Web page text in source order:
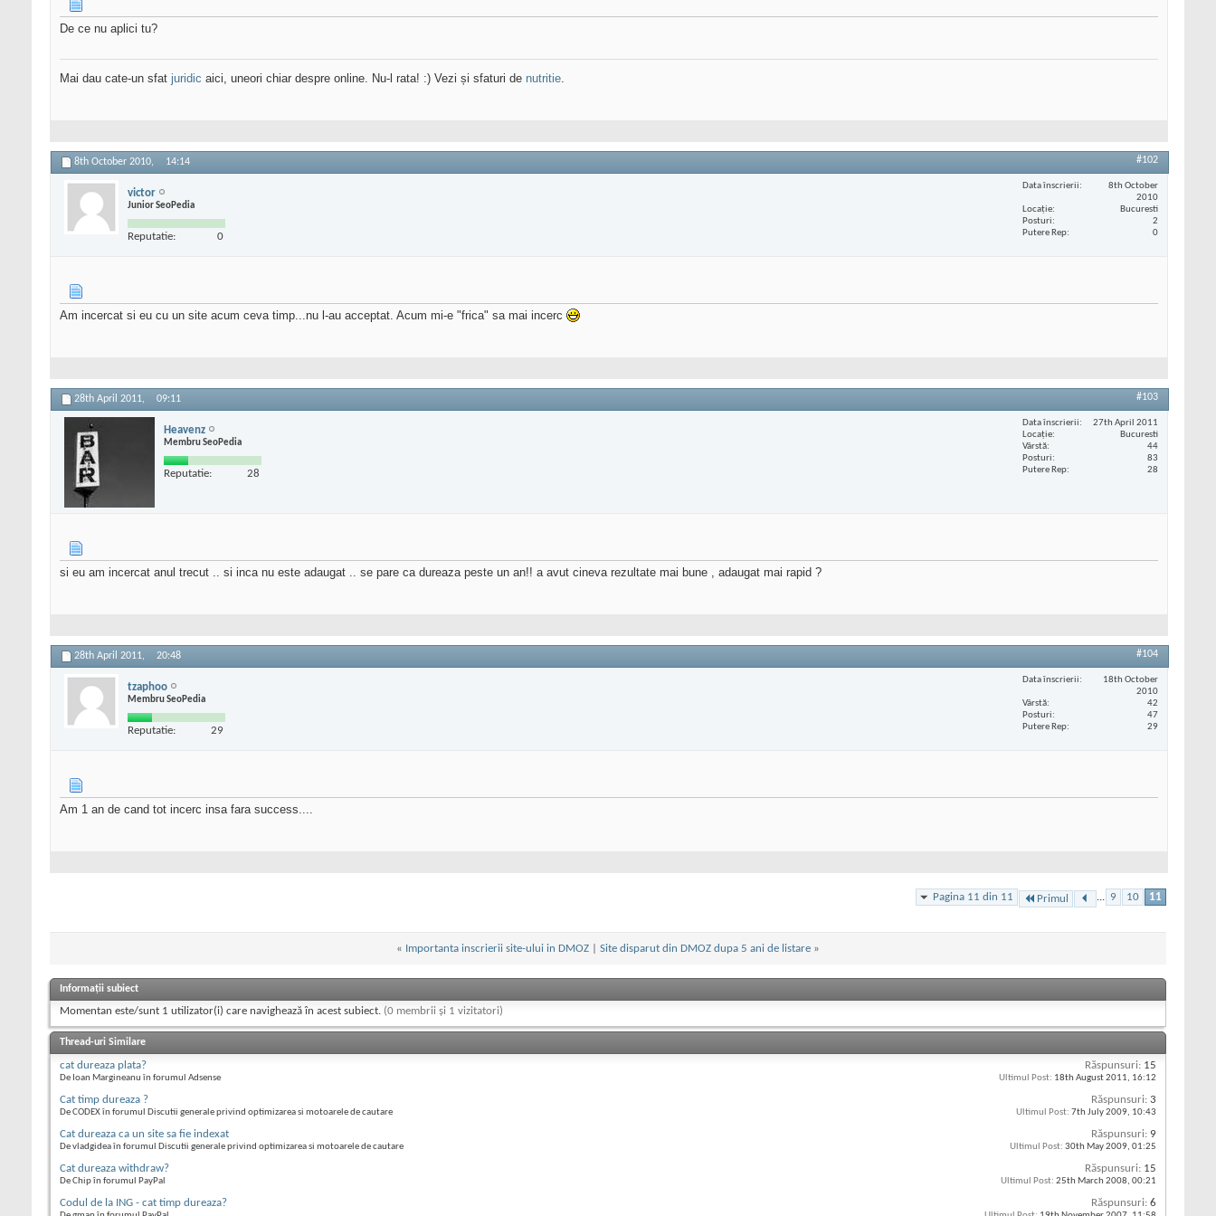
De ce nu aplici tu?
Mai dau cate-un sfat juridic aici, uneori chiar despre online. Nu-l rata! :) Vezi și sfaturi de nutritie.
8th October 2010, 14:14 #102
victor
Junior SeoPedia
Reputatie: 0
Data înscrierii
8th October
2010
Locaţie
Bucuresti
Posturi
2
Putere Rep
0
Am incercat si eu cu un site acum ceva timp...nu l-au acceptat. Acum mi-e "frica" sa mai incerc
28th April 2011, 09:11 #103
Heavenz
Membru SeoPedia
Reputatie: 28
Data înscrierii
27th April 2011
Locaţie
Bucuresti
Vârstă
44
Posturi
83
Putere Rep
28
si eu am incercat anul trecut .. si inca nu este adaugat .. se pare ca dureaza peste un an!! a avut cineva rezultate mai bune , adaugat mai rapid ?
28th April 2011, 20:48 #104
tzaphoo
Membru SeoPedia
Reputatie: 29
Data înscrierii
18th October
2010
Vârstă
42
Posturi
47
Putere Rep
29
Am 1 an de cand tot incerc insa fara success....
Pagina 11 din 11 Primul ... 9 10 11
« Importanta inscrierii site-ului in DMOZ Site disparut din DMOZ dupa 5 ani de listare »
Informații subiect
Momentan este/sunt 1 utilizator(i) care navighează în acest subiect. (0 membrii și 1 vizitatori)
Thread-uri Similare
cat dureaza plata?
De Ioan Margineanu în forumul Adsense
Răspunsuri: 15
Ultimul Post: 18th August 2011, 16:12
Cat timp dureaza ?
De CODEX în forumul Discutii generale privind optimizarea si motoarele de cautare
Răspunsuri: 3
Ultimul Post: 7th July 2009, 10:43
Cat dureaza ca un site sa fie indexat
De vladgidea în forumul Discutii generale privind optimizarea si motoarele de cautare
Răspunsuri: 9
Ultimul Post: 30th May 2009, 01:25
Cat dureaza withdraw?
De Chip în forumul PayPal
Răspunsuri: 15
Ultimul Post: 25th March 2008, 00:21
Codul de la ING - cat timp dureaza? Răspunsuri: 6